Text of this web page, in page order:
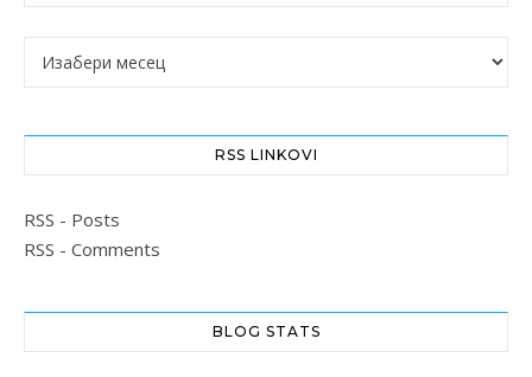
Архиве
RSS LINKOVI
RSS - Posts
RSS - Comments
BLOG STATS